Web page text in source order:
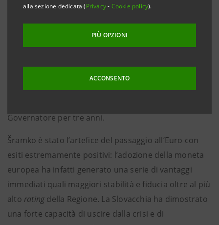
alla sezione dedicata (Privacy- Cookie policy).
PIÙ OPZIONI
ACCONSENTO
cinque banche del Gruppo: l’ungherese CIB Bank, la
serba Banca Intesa Beograd, la croata Privredna
Banka Zagreb, la slovena Banka Koper e Intesa
Nel gennaio 2005, Ivan Šramko è stato nominato
Governatore della Banca Centrale Slovacca dove
Governatore per tre anni.
Šramko è stato l’artefice del passaggio all’Euro con
esiti estremamente positivi: l’adozione della moneta
europea ha infatti generato una serie di vantaggi
immediati quali maggiori stabilità e fiducia oltre al più
alto rating della Regione. La Slovacchia ha dimostrato
una forte capacità di uscire dalla crisi e di